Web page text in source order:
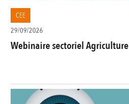
CEE
29/09/2026
Webinaire sectoriel Agriculture